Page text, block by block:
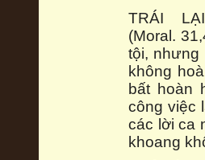
TRÁI
(Moral.
tội, nhưng
không
bất hoàn
công việc
các lời ca
khoang